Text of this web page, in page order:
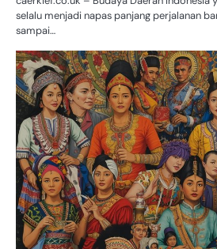
selalu menjadi napas panjang perjalanan
sampai…